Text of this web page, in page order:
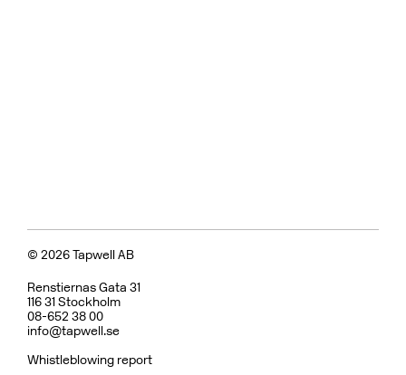
© 2026 Tapwell AB
Renstiernas Gata 31
116 31 Stockholm
08-652 38 00
info@tapwell.se
Whistleblowing report